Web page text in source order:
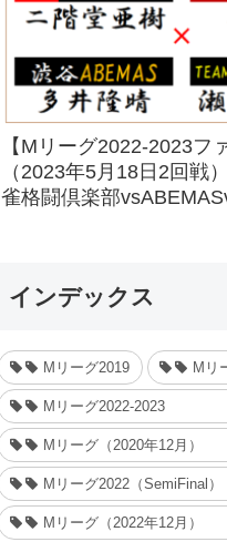
【Mリーグ2022-2023フ
（2023年5月18日2回戦
雀格闘倶楽部
インデックス
Mリーグ2019 Mリ
Mリーグ2022-2023
Mリーグ（2020年12月）
Mリーグ2022（SemiFinal）
Mリーグ（2022年12月）